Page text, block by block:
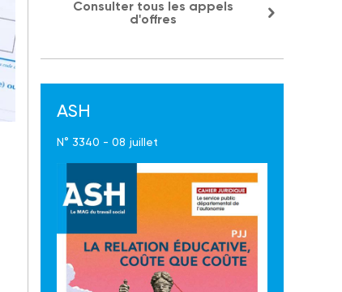
Consulter tous les appels
d'offres
ASH
N° 3340 - 08 juillet